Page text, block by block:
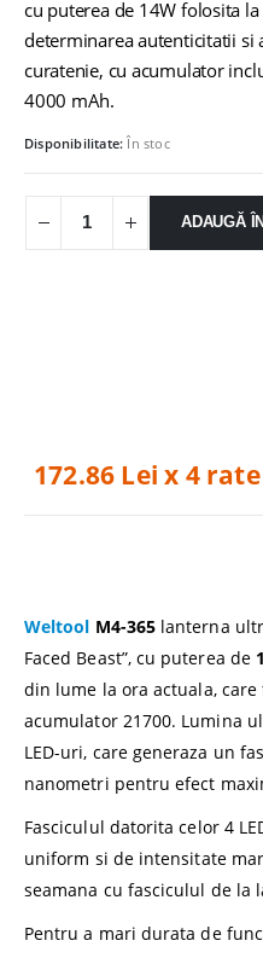
cu puterea de 14W folosita la
determinarea autenticitatii si
curatenie, cu acumulator
4000 mAh.
Disponibilitate:În stoc
ADAUGĂ
172.86 Lei x 4 rate
Weltool M4-365 lanterna
Faced Beast”, cu puterea de
din lume la ora actuala,
acumulator 21700. Lumina
LED-uri, care generaza un
nanometri pentru efect
Fasciculul datorita celor 4
uniform si de intensitate
seamana cu fasciculul de la
Pentru a mari durata de